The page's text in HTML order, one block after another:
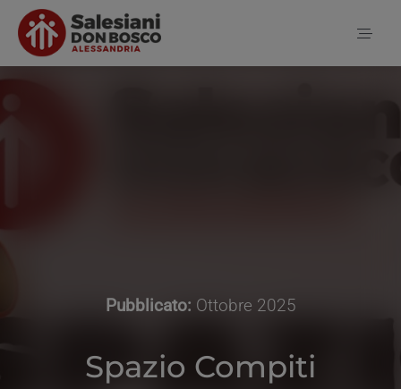
Salta
contenuto
Pubblicato: Ottobre 2025
Spazio Compiti